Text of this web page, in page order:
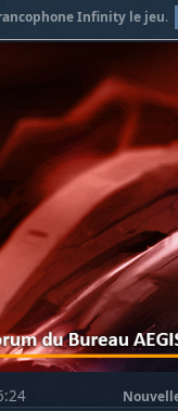
Infinity le jeu.